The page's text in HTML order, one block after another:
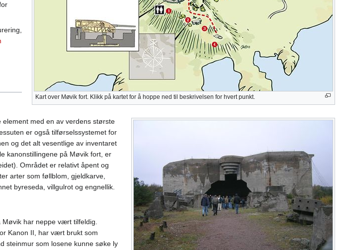
Kart over Møvik fort. Klikk på kartet for å hoppe ned til beskrivelsen for hvert punkt.
med en av verdens største
er også tilførselssystemet for
og det alt vesentlige av inventaret
kanonstillingene på Møvik fort, er
Området er relativt åpent og
arter som føllblom, gjeldkarve,
byreseda, villgulrot og engnellik.
Møvik har neppe vært tilfeldig.
Kanon II, har vært brukt som
steinmur som losene kunne søke ly